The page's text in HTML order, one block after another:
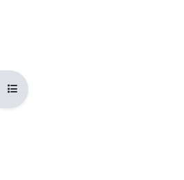
Abrir índice del curso